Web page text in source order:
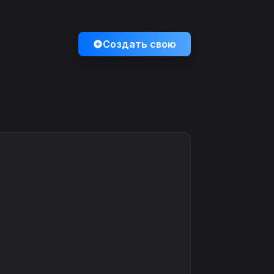
Создать свою